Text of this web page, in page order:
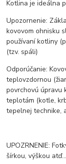
Kotlina je ideálna
Upozornenie:
kovovom ohnisku
používaní kotliny
(tzv. spáli)
Odporúčanie:
teplovzdornou
povrchovú úpravu
teplotám (kotle,
tepelnej technike,
UPOZRNENIE:
šírkou, výškou atď...